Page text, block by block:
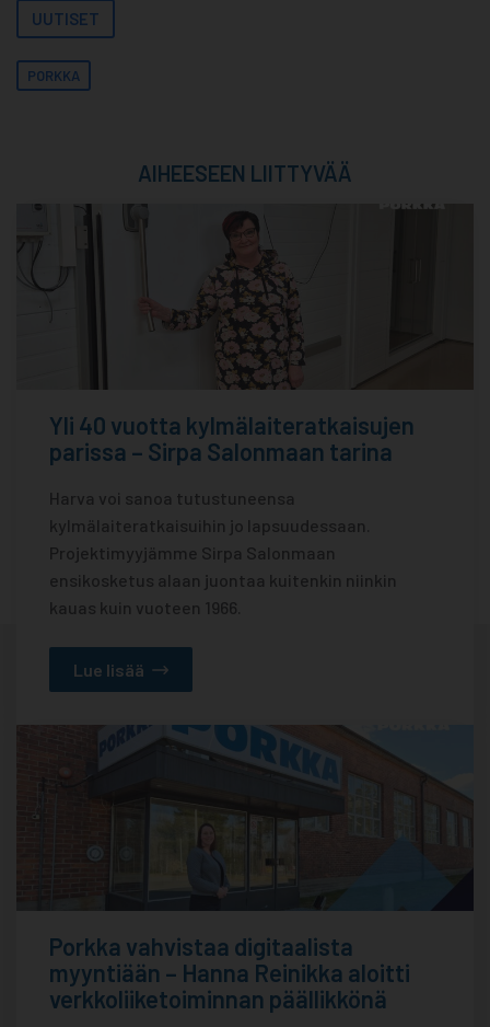
UUTISET
PORKKA
AIHEESEEN LIITTYVÄÄ
Yli 40 vuotta kylmälaiteratkaisujen
parissa – Sirpa Salonmaan tarina
Harva voi sanoa tutustuneensa
kylmälaiteratkaisuihin jo lapsuudessaan.
Projektimyyjämme Sirpa Salonmaan
ensikosketus alaan juontaa kuitenkin niinkin
kauas kuin vuoteen 1966.
Lue lisää
Porkka vahvistaa digitaalista
myyntiään – Hanna Reinikka aloitti
verkkoliiketoiminnan päällikkönä